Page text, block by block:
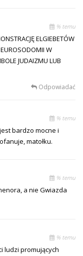
% temu
ELGIEBETÓW
W
JUDAIZMU LUB
Odpowiadać
% temu
bardzo mocne i
matołku.
% temu
a nie Gwiazda
% temu
ludzi promujących